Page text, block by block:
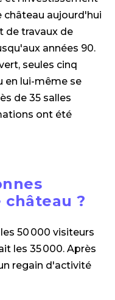
château aujourd'hui
de travaux de
années 90.
seules cinq
en lui-même se
de 35 salles
ont été
?
50 000 visiteurs
les 35 000. Après
regain d'activité